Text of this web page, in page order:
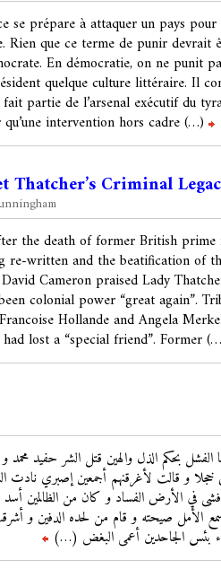
se prépare à attaquer un pays
Rien que ce terme de punir
En démocratie, on ne punit
quelque culture littéraire. Il
partie de l’arsenal exécutif du
intervention hors cadre (…)
Thatcher’s Criminal
the death of former British
re-written and the beatification of
Cameron praised Lady
colonial power “great again”.
Hollande and Angela
lost a “special friend”. Former
بحكم الذل والهين قتل الشر حفيد محمد و
و قالت لأغرقنهم أجمعين إصبري نادت
في الأرض الفساد و كان من الظالمين
سمع الأمل صيحته و قام من لحده الدفين و
بئس الجاحدين أعمى البغض (…)